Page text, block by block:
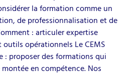
la formation comme un
de professionnalisation et de
: articuler expertise
opérationnels Le CEMS
: proposer des formations qui
en compétence. Nos